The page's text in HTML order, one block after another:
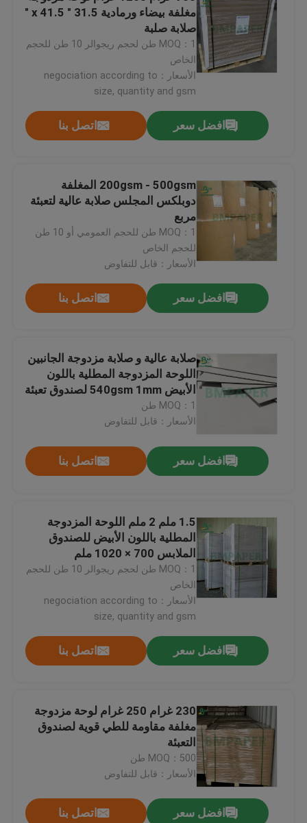
المنتجات
جولة في المعمل
ضبط الجودة
اتصل بنا
جميع القضايا
ورق NCR بدون كربون
لفة ورق حراري
مغلفة بيضاء ورمادية 31.5 " x 41.5 "
صلابة صلبة
MOQ：1 طن لحجم ريجوالر 10 طن للحجم
الخاص
الأسعار：negociation according to
size, quantity and gsm
افضل سعر اتصل بنا
200gsm - 500gsm المغلفة
دوبلكس المجلس صلابة عالية لتعبئة
مربع
MOQ：1 طن للحجم العمومي أو 10 طن
للحجم الخاص
الأسعار：قابل للتفاوض
افضل سعر اتصل بنا
صلابة عالية و صلابة مزدوجة الجانبين
اللوحة المزدوجة المطلية باللون
الأبيض 540gsm 1mm لصندوق تعبئة
المنتج
MOQ：1 طن
الأسعار：قابل للتفاوض
افضل سعر اتصل بنا
1.5 ملم 2 ملم اللوحة المزدوجة
المطلية باللون الأبيض للصندوق
الملابس 700 × 1020 ملم
MOQ：1 طن لحجم ريجوالر 10 طن للحجم
الخاص
الأسعار：negociation according to
size, quantity and gsm
افضل سعر اتصل بنا
230 غرام 250 غرام لوحة مزدوجة
مغلفة مقاومة للطي قوية لصندوق
التعبئة
MOQ：500 طن
الأسعار：قابل للتفاوض
افضل سعر اتصل بنا